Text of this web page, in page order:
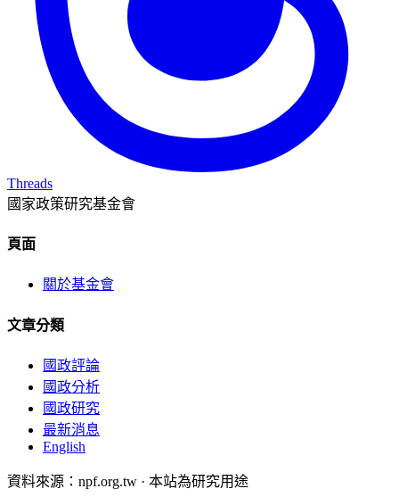
Threads
國家政策研究基金會
頁面
關於基金會
文章分類
國政評論
國政分析
國政研究
最新消息
English
資料來源：npf.org.tw · 本站為研究用途